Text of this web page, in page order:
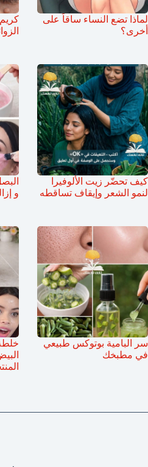
لماذا تضع النساء ساقاً على
أخرى؟
كيف تحضّر زيت الألوفيرا
لنمو الشعر وإيقاف تساقطه
و
سر البامية بوتوكس طبيعي
في مطبخك